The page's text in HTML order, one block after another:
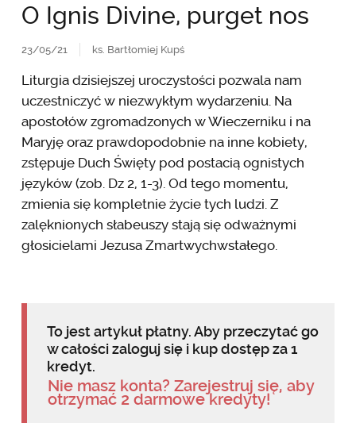
O Ignis Divine, purget nos
23/05/21 ks. Bartłomiej Kupś
Liturgia dzisiejszej uroczystości pozwala nam
uczestniczyć w niezwykłym wydarzeniu. Na
apostołów zgromadzonych w Wieczerniku i na
Maryję oraz prawdopodobnie na inne kobiety,
zstępuje Duch Święty pod postacią ognistych
języków (zob. Dz 2, 1-3). Od tego momentu,
zmienia się kompletnie życie tych ludzi. Z
zalęknionych słabeuszy stają się odważnymi
głosicielami Jezusa Zmartwychwstałego.
To jest artykuł płatny. Aby przeczytać go
w całości zaloguj się i kup dostęp za 1
kredyt.
Nie masz konta? Zarejestruj się, aby
otrzymać 2 darmowe kredyty!